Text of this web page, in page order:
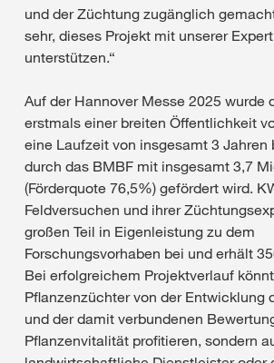
und der Züchtung zugänglich
sehr, dieses Projekt mit unserer
unterstützen.“
Auf der Hannover Messe 2025 wurde
erstmals einer breiten Öffentlichkeit
eine Laufzeit von insgesamt 3 Jahren
durch das BMBF mit insgesamt 3,7
(Förderquote 76,5%) gefördert wird.
Feldversuchen und ihrer
großen Teil in Eigenleistung zu dem
Forschungsvorhaben bei und erhält
Bei erfolgreichem Projektverlauf
Pflanzenzüchter von der Entwicklung
und der damit verbundenen
Pflanzenvitalität profitieren, sondern